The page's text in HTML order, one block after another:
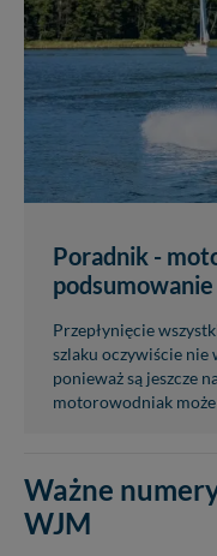
Poradnik -
Przepłynięcie
szlaku oczywiście nie
ponieważ są jeszcze
motorowodniak
Ważne
WJM